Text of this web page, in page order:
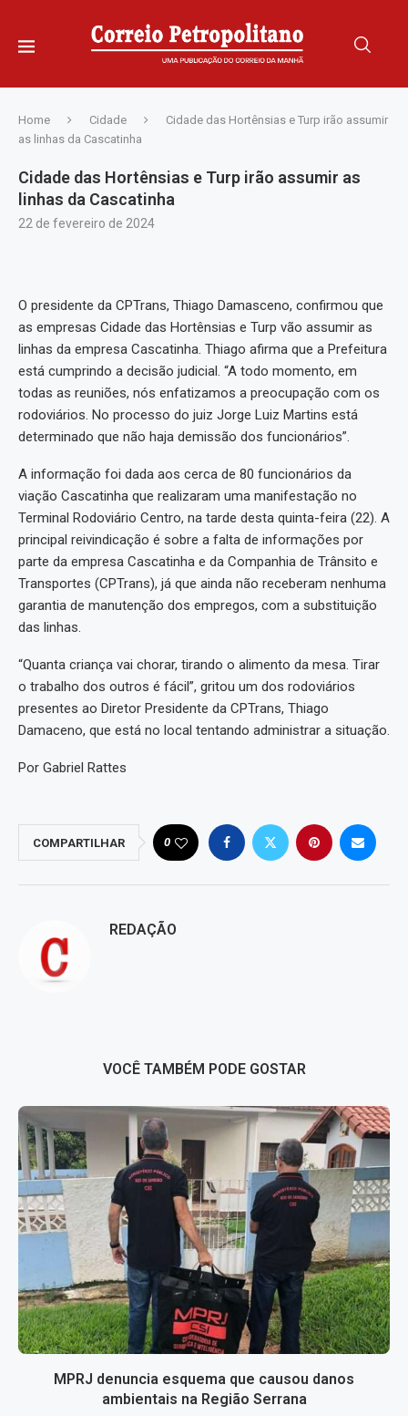
Home Cidade
Cidade das Hortênsias e Turp irão assumir
as linhas da Cascatinha
Cidade das Hortênsias e Turp irão assumir as
linhas da Cascatinha
22 de fevereiro de 2024
O presidente da CPTrans, Thiago Damasceno, confirmou que
as empresas Cidade das Hortênsias e Turp vão assumir as
linhas da empresa Cascatinha. Thiago afirma que a Prefeitura
está cumprindo a decisão judicial. “A todo momento, em
todas as reuniões, nós enfatizamos a preocupação com os
rodoviários. No processo do juiz Jorge Luiz Martins está
determinado que não haja demissão dos funcionários”.
A informação foi dada aos cerca de 80 funcionários da
viação Cascatinha que realizaram uma manifestação no
Terminal Rodoviário Centro, na tarde desta quinta-feira (22). A
principal reivindicação é sobre a falta de informações por
parte da empresa Cascatinha e da Companhia de Trânsito e
Transportes (CPTrans), já que ainda não receberam nenhuma
garantia de manutenção dos empregos, com a substituição
das linhas.
“Quanta criança vai chorar, tirando o alimento da mesa. Tirar
o trabalho dos outros é fácil”, gritou um dos rodoviários
presentes ao Diretor Presidente da CPTrans, Thiago
Damaceno, que está no local tentando administrar a situação.
Por Gabriel Rattes
COMPARTILHAR 0
REDAÇÃO
VOCÊ TAMBÉM PODE GOSTAR
MPRJ denuncia esquema que causou danos
ambientais na Região Serrana